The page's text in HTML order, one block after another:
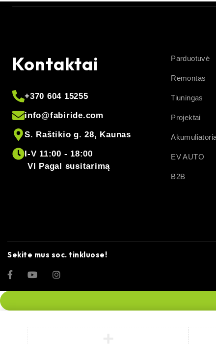
Kontaktai
+370 604 15255
info@fabiride.com
S. Raštikio g. 28, Kaunas
I-V 11:00 - 18:00
VI Pagal susitarimą
Parduotuvė
Remontas
Tiuningas
Projektai
EV AUTO
B2B
Sekite mus soc. tinkluose!